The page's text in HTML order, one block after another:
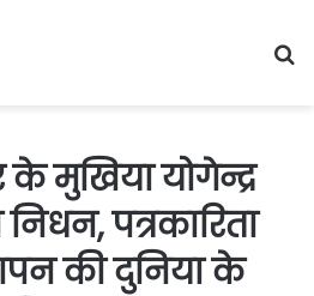
के मुखिया योगेन्द्र
पत्रकारिता
की दुनिया के